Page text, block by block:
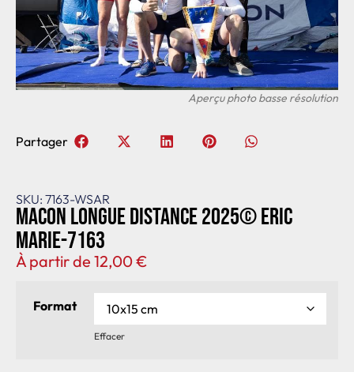
SKU: 7163-WSAR
Macon longue distance 2025© Eric
Marie-7163
À partir de 12,00€
Format
Effacer
Partager